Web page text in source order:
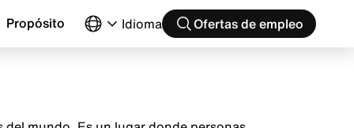
Propósito Idioma Ofertas de empleo